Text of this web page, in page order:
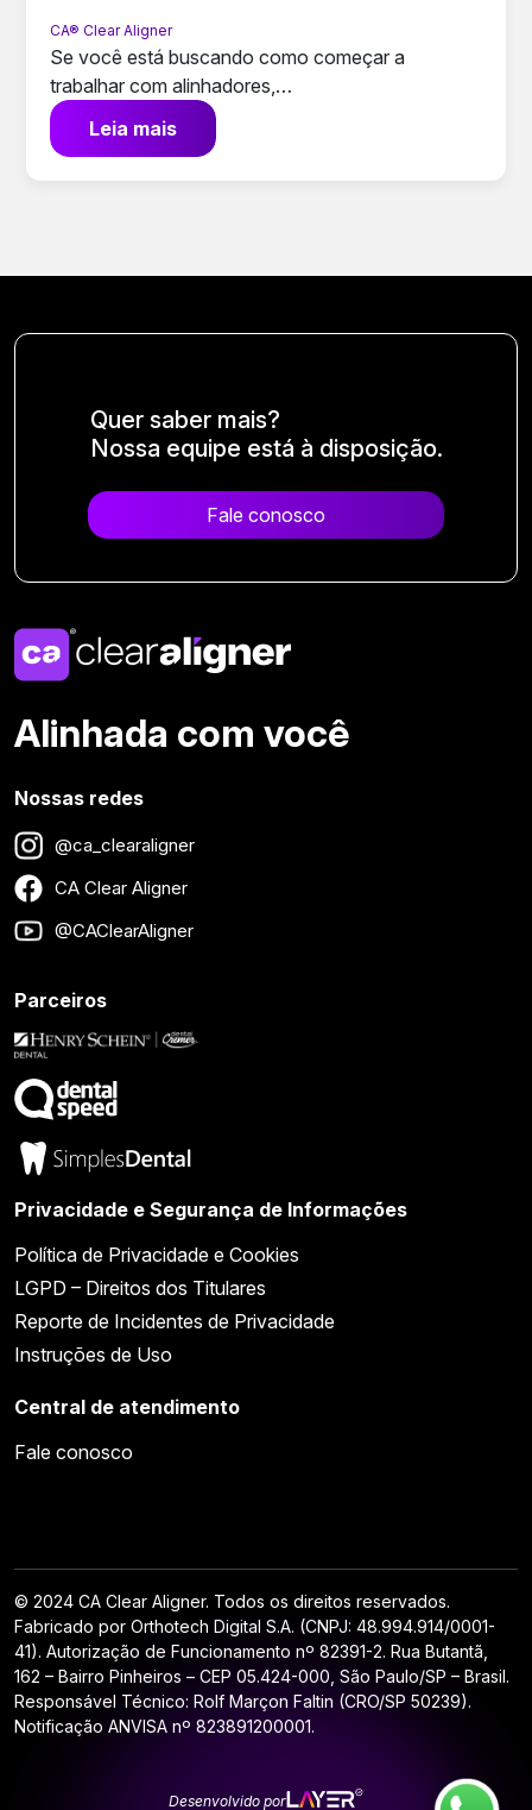
CA® Clear Aligner
Se você está buscando como começar a
trabalhar com alinhadores,…
Leia mais
Quer saber mais?
Nossa equipe está à disposição.
Fale conosco
Alinhada com você
Nossas redes
@ca_clearaligner
CA Clear Aligner
@CAClearAligner
Parceiros
Privacidade e Segurança de Informações
Política de Privacidade e Cookies
LGPD – Direitos dos Titulares
Reporte de Incidentes de Privacidade
Instruções de Uso
Central de atendimento
Fale conosco
© 2024 CA Clear Aligner. Todos os direitos reservados.
Fabricado por Orthotech Digital S.A. (CNPJ: 48.994.914/0001-
41). Autorização de Funcionamento nº 82391-2. Rua Butantã,
162 – Bairro Pinheiros – CEP 05.424-000, São Paulo/SP – Brasil.
Responsável Técnico: Rolf Marçon Faltin (CRO/SP 50239).
Notificação ANVISA nº 823891200001.
Desenvolvido por